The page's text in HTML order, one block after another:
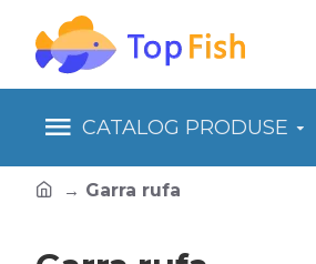
CATALOG PRODUSE
Garra rufa